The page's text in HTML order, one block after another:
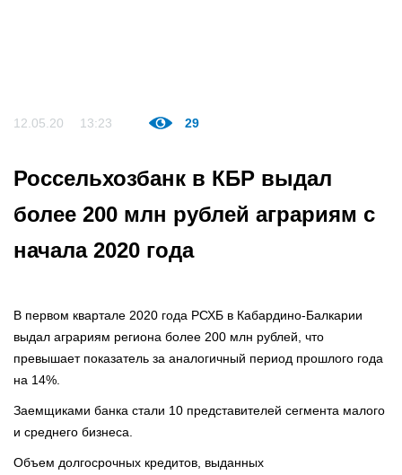
12.05.20 13:23 29
Россельхозбанк в КБР выдал
более 200 млн рублей аграриям с
начала 2020 года
В первом квартале 2020 года РСХБ в Кабардино-Балкарии
выдал аграриям региона более 200 млн рублей, что
превышает показатель за аналогичный период прошлого года
на 14%.
Заемщиками банка стали 10 представителей сегмента малого
и среднего бизнеса.
Объем долгосрочных кредитов, выданных